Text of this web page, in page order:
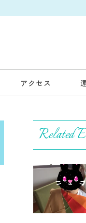
アクセス
Related